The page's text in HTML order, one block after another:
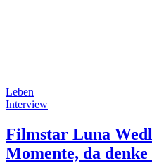
Leben
Interview
Filmstar Luna
Momente, da